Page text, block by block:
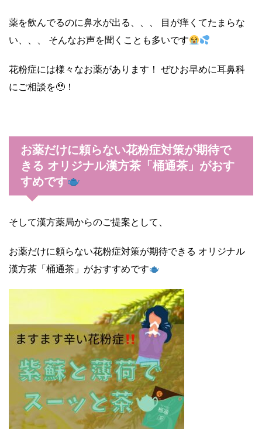
薬を飲んでるのに鼻水が出る、、、 目が痒くてたまらな
い、、、 そんなお声を聞くことも多いです
花粉症には様々なお薬があります！ ぜひお早めに耳鼻科
にご相談を🥹！
お薬だけに頼らない花粉症対策が期待で
きる オリジナル漢方茶「桶通茶」がおす
すめです
そして漢方薬局からのご提案として、
お薬だけに頼らない花粉症対策が期待できる オリジナル
漢方茶「桶通茶」がおすすめです